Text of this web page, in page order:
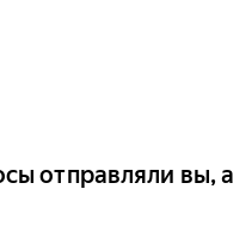
отправляли вы, а